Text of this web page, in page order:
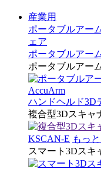
産業用
ポータブルアー
ェア
ポータブルアー
ポータブルアー
AccuArm
ハンドヘルド3D
複合型3Dスキャ
KSCAN-E もっ
スマート3Dスキ